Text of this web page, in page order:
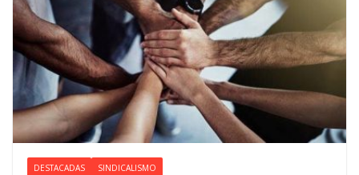
DESTACADAS SINDICALISMO